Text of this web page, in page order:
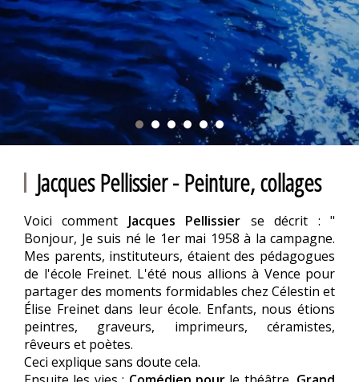
Jacques Pellissier - Peinture, collages
Voici comment Jacques Pellissier se décrit : "
Bonjour, Je suis né le 1er mai 1958 à la campagne.
Mes parents, instituteurs, étaient des pédagogues
de l'école Freinet. L'été nous allions à Vence pour
partager des moments formidables chez Célestin et
Élise Freinet dans leur école. Enfants, nous étions
peintres, graveurs, imprimeurs, céramistes,
rêveurs et poètes.
Ceci explique sans doute cela.